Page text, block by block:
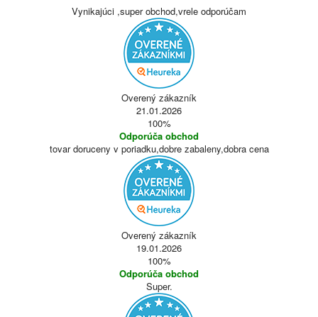
Vynikajúci ,super obchod,vrele odporúčam
Overený zákazník
21.01.2026
100%
Odporúča obchod
tovar doruceny v poriadku,dobre zabaleny,dobra cena
Overený zákazník
19.01.2026
100%
Odporúča obchod
Super.